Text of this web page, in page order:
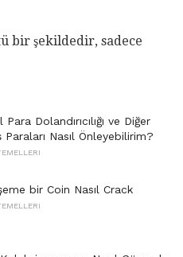
bir şekildedir, sadece
Dolandırıcılığı ve Diğer
Nasıl Önleyebilirim?
bir Coin Nasıl Crack